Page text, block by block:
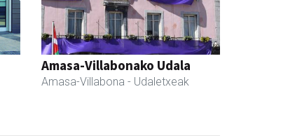
Amasa-Villabonako Udala
Amasa-Villabona - Udaletxeak